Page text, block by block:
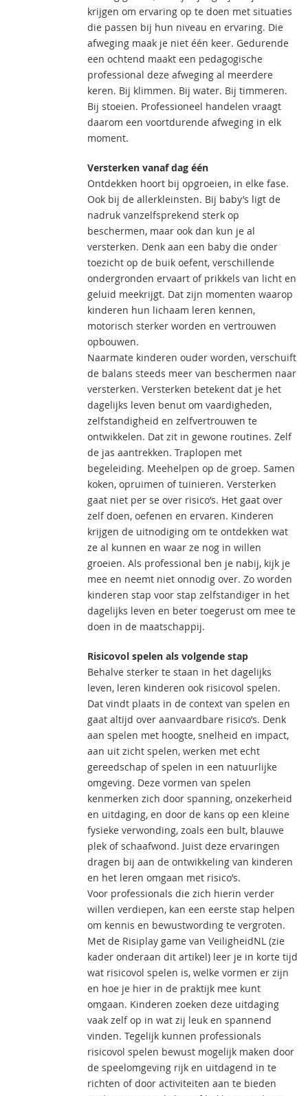
krijgen om ervaring op te doen met situaties
die passen bij hun niveau en ervaring. Die
afweging maak je niet één keer. Gedurende
een ochtend maakt een pedagogische
professional deze afweging al meerdere
keren. Bij klimmen. Bij water. Bij timmeren.
Bij stoeien. Professioneel handelen vraagt
daarom een voortdurende afweging in elk
moment.
Versterken vanaf dag één
Ontdekken hoort bij opgroeien, in elke fase.
Ook bij de allerkleinsten. Bij baby’s ligt de
nadruk vanzelfsprekend sterk op
beschermen, maar ook dan kun je al
versterken. Denk aan een baby die onder
toezicht op de buik oefent, verschillende
ondergronden ervaart of prikkels van licht en
geluid meekrijgt. Dat zijn momenten waarop
kinderen hun lichaam leren kennen,
motorisch sterker worden en vertrouwen
opbouwen.
Naarmate kinderen ouder worden, verschuift
de balans steeds meer van beschermen naar
versterken. Versterken betekent dat je het
dagelijks leven benut om vaardigheden,
zelfstandigheid en zelfvertrouwen te
ontwikkelen. Dat zit in gewone routines. Zelf
de jas aantrekken. Traplopen met
begeleiding. Meehelpen op de groep. Samen
koken, opruimen of tuinieren. Versterken
gaat niet per se over risico’s. Het gaat over
zelf doen, oefenen en ervaren. Kinderen
krijgen de uitnodiging om te ontdekken wat
ze al kunnen en waar ze nog in willen
groeien. Als professional ben je nabij, kijk je
mee en neemt niet onnodig over. Zo worden
kinderen stap voor stap zelfstandiger in het
dagelijks leven en beter toegerust om mee te
doen in de maatschappij.
Risicovol spelen als volgende stap
Behalve sterker te staan in het dagelijks
leven, leren kinderen ook risicovol spelen.
Dat vindt plaats in de context van spelen en
gaat altijd over aanvaardbare risico’s. Denk
aan spelen met hoogte, snelheid en impact,
aan uit zicht spelen, werken met echt
gereedschap of spelen in een natuurlijke
omgeving. Deze vormen van spelen
kenmerken zich door spanning, onzekerheid
en uitdaging, en door de kans op een kleine
fysieke verwonding, zoals een bult, blauwe
plek of schaafwond. Juist deze ervaringen
dragen bij aan de ontwikkeling van kinderen
en het leren omgaan met risico’s.
Voor professionals die zich hierin verder
willen verdiepen, kan een eerste stap helpen
om kennis en bewustwording te vergroten.
Met de Risiplay game van VeiligheidNL (zie
kader onderaan dit artikel) leer je in korte tijd
wat risicovol spelen is, welke vormen er zijn
en hoe je hier in de praktijk mee kunt
omgaan. Kinderen zoeken deze uitdaging
vaak zelf op in wat zij leuk en spannend
vinden. Tegelijk kunnen professionals
risicovol spelen bewust mogelijk maken door
de speelomgeving rijk en uitdagend in te
richten of door activiteiten aan te bieden